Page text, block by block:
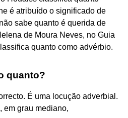
é atribuído o significado de
sabe quanto é querida de
de Moura Neves, no Guia
quanto como advérbio.
quanto?
É uma locução adverbial.
em grau mediano,